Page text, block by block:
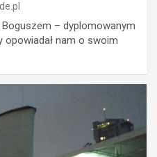
– dyplomowanym
nam o swoim